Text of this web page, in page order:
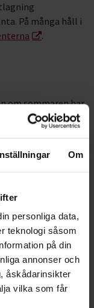
Om
personliga data,
teknologi såsom
på din
annonser och
åskådarinsikter
vilka som får
På många håll i
.
om sommaren har
ofta att hitta
kan vara
eller
om läckra
förväxlas
att inte plocka
aldrig en svamp